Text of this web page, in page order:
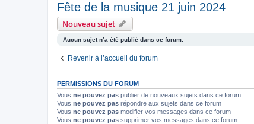
Fête de la musique 21 juin 2024
Nouveau sujet
Aucun sujet n’a été publié dans ce forum.
Revenir à l’accueil du forum
PERMISSIONS DU FORUM
Vous ne pouvez pas publier de nouveaux sujets dans ce forum
Vous ne pouvez pas répondre aux sujets dans ce forum
Vous ne pouvez pas modifier vos messages dans ce forum
Vous ne pouvez pas supprimer vos messages dans ce forum